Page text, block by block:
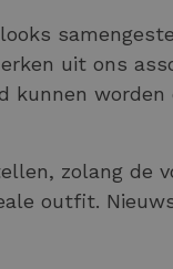
uit ons
kunnen worden
zolang de
outfit.